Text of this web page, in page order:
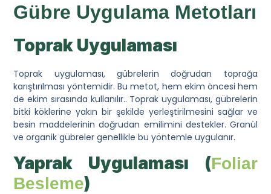
Gübre Uygulama Metotları
Toprak Uygulaması
Toprak uygulaması, gübrelerin doğrudan toprağa
karıştırılması yöntemidir. Bu metot, hem ekim öncesi hem
de ekim sırasında kullanılır.. Toprak uygulaması, gübrelerin
bitki köklerine yakın bir şekilde yerleştirilmesini sağlar ve
besin maddelerinin doğrudan emilimini destekler. Granül
ve organik gübreler genellikle bu yöntemle uygulanır.
Yaprak Uygulaması (Foliar
Besleme)